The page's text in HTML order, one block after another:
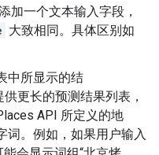
加一个文本输入字段，
大致相同。具体区别如
中所显示的结
供更长的预测结果列表，
API 所定义的地
词。例如，如果用户输入